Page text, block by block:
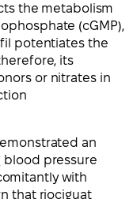
the metabolism
(cGMP),
potentiates the
its
or nitrates in
an
blood pressure
with
that riociguat